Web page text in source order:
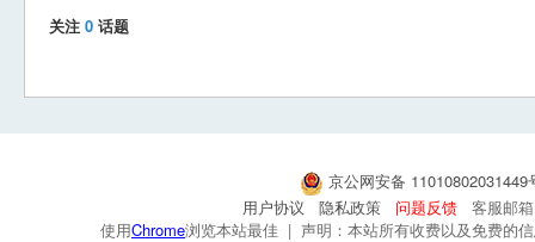
关注 0 话题
京公网安备
用户协议
隐私政策 问题反馈
客服邮
使用Chrome浏览本站最佳 | 声明：本站所有收费以及免费的